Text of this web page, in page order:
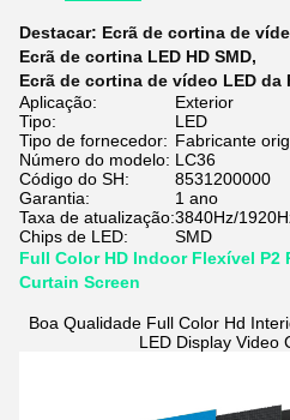
Destacar: Ecrã de cortina de
Ecrã de cortina LED HD SMD,
Ecrã de cortina de vídeo LED da
Aplicação:
Exterior
Tipo:
LED
Tipo de fornecedor: Fabricante
Número do modelo: LC36
Código do SH:
8531200000
Garantia:
1 ano
Taxa de atualização:3840Hz/
Chips de LED:
SMD
Full Color HD Indoor Flexível P2
Curtain Screen
Boa Qualidade Full Color Hd
LED Display Video